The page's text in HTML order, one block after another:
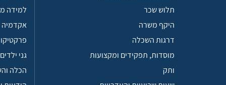
תלוש שכר
היקף משרה
דרגות השכלה
מוסדות, תפקידים ומקצועות
ותק
למידה
גני ילדים
הכלה